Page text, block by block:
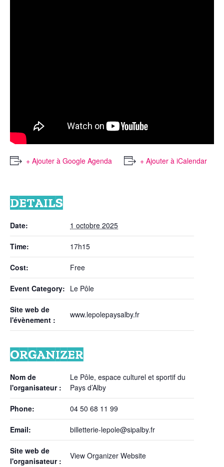
+ Ajouter à Google Agenda + Ajouter à iCalendar
DETAILS
Date: 1 octobre 2025
Time: 17h15
Cost: Free
Event Category: Le Pôle
Site web de
l'évènement :
www.lepolepaysalby.fr
ORGANIZER
Nom de
l'organisateur :
Le Pôle, espace culturel et sportif du
Pays d’Alby
Phone: 04 50 68 11 99
Email: billetterie-lepole@sipalby.fr
Site web de
l'organisateur :
View Organizer Website